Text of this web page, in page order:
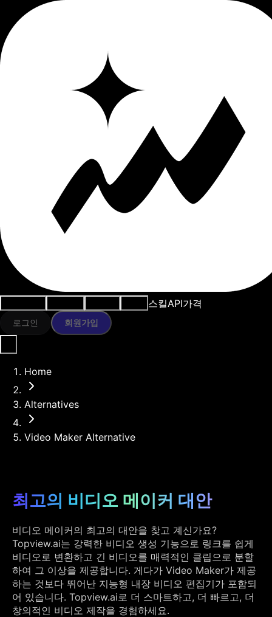
스킬API가격
로그인 회원가입
Home
Alternatives
Video Maker Alternative
최고의 비디오 메이커 대안
비디오 메이커의 최고의 대안을 찾고 계신가요?
Topview.ai는 강력한 비디오 생성 기능으로 링크를 쉽게
비디오로 변환하고 긴 비디오를 매력적인 클립으로 분할
하여 그 이상을 제공합니다. 게다가 Video Maker가 제공
하는 것보다 뛰어난 지능형 내장 비디오 편집기가 포함되
어 있습니다. Topview.ai로 더 스마트하고, 더 빠르고, 더
창의적인 비디오 제작을 경험하세요.